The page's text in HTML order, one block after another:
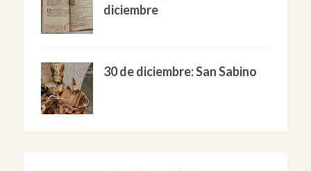
diciembre
30 de diciembre: San Sabino